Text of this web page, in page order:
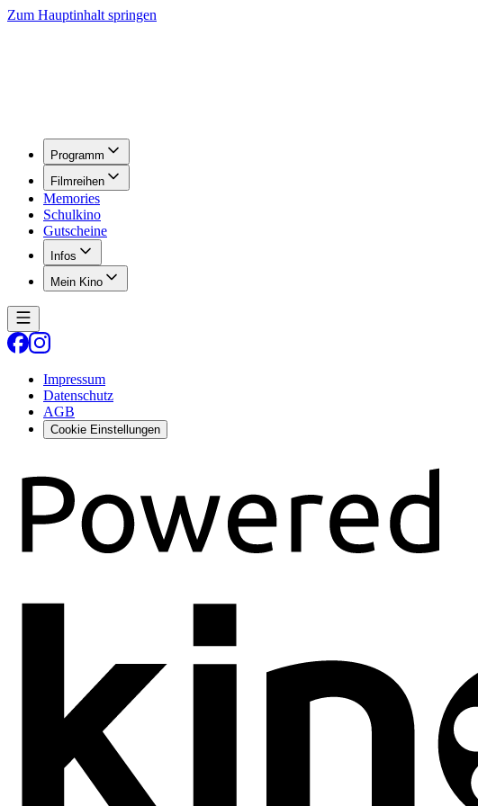
Zum Hauptinhalt springen
Programm
Filmreihen
Memories
Schulkino
Gutscheine
Infos
Mein Kino
Impressum
Datenschutz
AGB
Cookie Einstellungen